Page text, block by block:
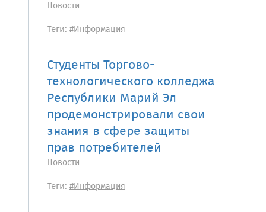
Новости
Теги: #Информация
Студенты Торгово-
технологического колледжа
Республики Марий Эл
продемонстрировали свои
знания в сфере защиты
прав потребителей
Новости
Теги: #Информация